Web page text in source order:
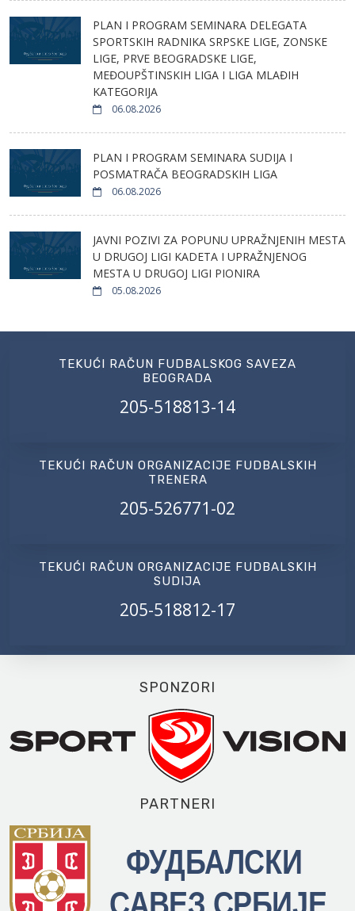
PLAN I PROGRAM SEMINARA DELEGATA
SPORTSKIH RADNIKA SRPSKE LIGE, ZONSKE
LIGE, PRVE BEOGRADSKE LIGE,
MEĐOUPŠTINSKIH LIGA I LIGA MLAĐIH
KATEGORIJA
06.08.2026
PLAN I PROGRAM SEMINARA SUDIJA I
POSMATRAČA BEOGRADSKIH LIGA
06.08.2026
JAVNI POZIVI ZA POPUNU UPRAŽNJENIH MESTA
U DRUGOJ LIGI KADETA I UPRAŽNJENOG
MESTA U DRUGOJ LIGI PIONIRA
05.08.2026
TEKUĆI RAČUN FUDBALSKOG SAVEZA
BEOGRADA
205-518813-14
TEKUĆI RAČUN ORGANIZACIJE FUDBALSKIH
TRENERA
205-526771-02
TEKUĆI RAČUN ORGANIZACIJE FUDBALSKIH
SUDIJA
205-518812-17
SPONZORI
PARTNERI